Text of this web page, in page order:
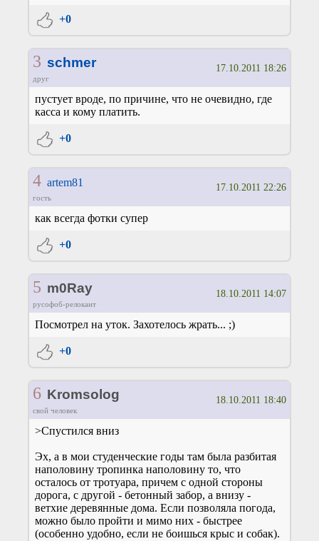
+0
3 schmer
друг
17.10.2011 18:26
пустует вроде, по причине, что не очевидно, где
касса и кому платить.
+0
4 artem81
гость
17.10.2011 22:26
как всегда фотки супер
+0
5 m0Ray
русофоб-релокант
18.10.2011 14:07
Посмотрел на уток. Захотелось жрать... ;)
+0
6 Kromsolog
свой человек
18.10.2011 18:40
>Спустился вниз
Эх, а в мои студенческие годы там была разбитая
наполовину тропинка наполовину то, что
осталось от тротуара, причем с одной стороны
дорога, с другой - бетонный забор, а внизу -
ветхие деревянные дома. Если позволяла погода,
можно было пройти и мимо них - быстрее
(особенно удобно, если не боишься крыс и собак).